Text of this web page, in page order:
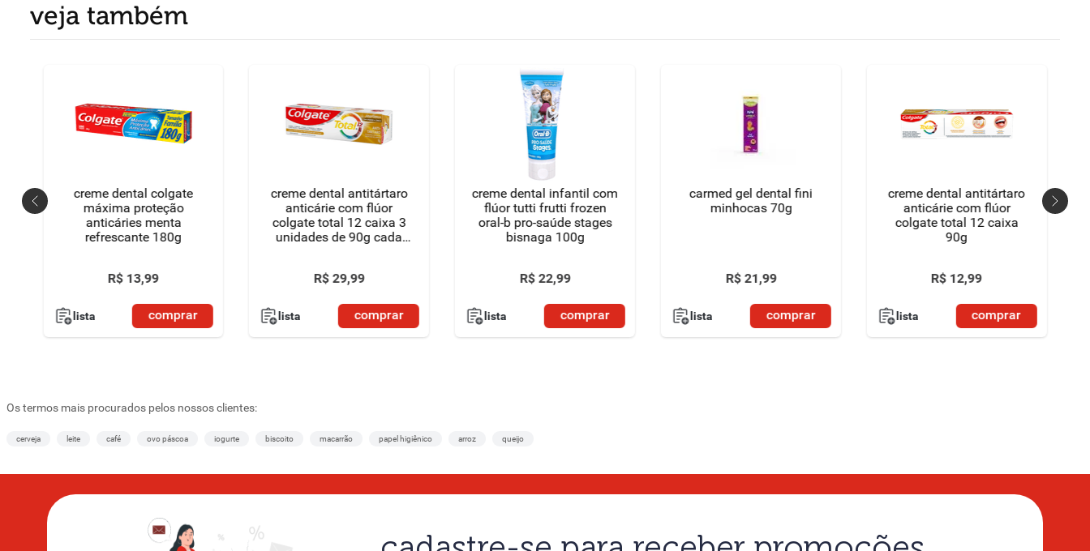
veja também
creme dental colgate
máxima proteção
anticáries menta
refrescante 180g
R$ 13,99
lista comprar
creme dental antitártaro
anticárie com flúor
colgate total 12 caixa 3
unidades de 90g cada
R$ 29,99
lista comprar
creme dental infantil com
flúor tutti frutti frozen
oral-b pro-saúde stages
bisnaga 100g
R$ 22,99
lista comprar
carmed gel dental fini
minhocas 70g
R$ 21,99
lista comprar
creme dental antitártaro
anticárie com flúor
colgate total 12 caixa
90g
R$ 12,99
lista comprar
Os termos mais procurados pelos nossos clientes:
cerveja leite café ovo páscoa iogurte biscoito macarrão papel higiênico arroz queijo